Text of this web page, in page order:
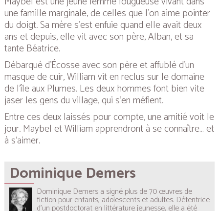
une famille marginale, de celles que l’on aime pointer
du doigt. Sa mère s’est enfuie quand elle avait deux
ans et depuis, elle vit avec son père, Alban, et sa
tante Béatrice.
Débarqué d’Écosse avec son père et affublé d’un
masque de cuir, William vit en reclus sur le domaine
de l’île aux Plumes. Les deux hommes font bien vite
jaser les gens du village, qui s’en méfient.
Entre ces deux laissés pour compte, une amitié voit le
jour. Maybel et William apprendront à se connaître… et
à s’aimer.
Dominique Demers
Dominique Demers a signé plus de 70 œuvres de
fiction pour enfants, adolescents et adultes. Détentrice
d’un postdoctorat en littérature jeunesse, elle a été